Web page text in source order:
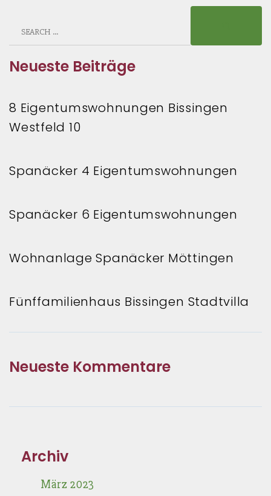
r
h
f
:
Neueste Beiträge
8 Eigentumswohnungen Bissingen
Westfeld 10
Spanäcker 4 Eigentumswohnungen
Spanäcker 6 Eigentumswohnungen
Wohnanlage Spanäcker Möttingen
Fünffamilienhaus Bissingen Stadtvilla
Neueste Kommentare
Archiv
März 2023